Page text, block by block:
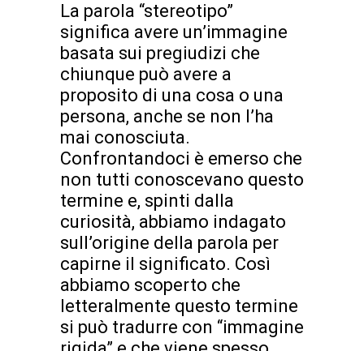
La parola “stereotipo”
significa avere un’immagine
basata sui pregiudizi che
chiunque può avere a
proposito di una cosa o una
persona, anche se non l’ha
mai conosciuta.
Confrontandoci è emerso che
non tutti conoscevano questo
termine e, spinti dalla
curiosità, abbiamo indagato
sull’origine della parola per
capirne il significato. Così
abbiamo scoperto che
letteralmente questo termine
si può tradurre con “immagine